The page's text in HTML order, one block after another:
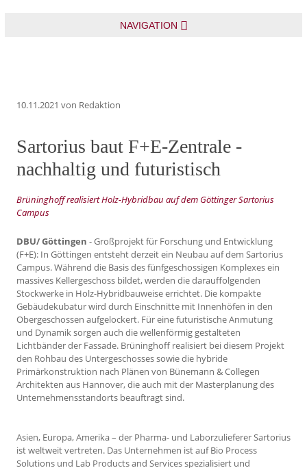
NAVIGATION
10.11.2021 von Redaktion
Sartorius baut F+E-Zentrale -
nachhaltig und futuristisch
Brüninghoff realisiert Holz-Hybridbau auf dem Göttinger Sartorius
Campus
DBU/ Göttingen - Großprojekt für Forschung und Entwicklung
(F+E): In Göttingen entsteht derzeit ein Neubau auf dem Sartorius
Campus. Während die Basis des fünfgeschossigen Komplexes ein
massives Kellergeschoss bildet, werden die darauffolgenden
Stockwerke in Holz-Hybridbauweise errichtet. Die kompakte
Gebäudekubatur wird durch Einschnitte mit Innenhöfen in den
Obergeschossen aufgelockert. Für eine futuristische Anmutung
und Dynamik sorgen auch die wellenförmig gestalteten
Lichtbänder der Fassade. Brüninghoff realisiert bei diesem Projekt
den Rohbau des Untergeschosses sowie die hybride
Primärkonstruktion nach Plänen von Bünemann & Collegen
Architekten aus Hannover, die auch mit der Masterplanung des
Unternehmensstandorts beauftragt sind.
Asien, Europa, Amerika – der Pharma- und Laborzulieferer Sartorius
ist weltweit vertreten. Das Unternehmen ist auf Bio Process
Solutions und Lab Products and Services spezialisiert und